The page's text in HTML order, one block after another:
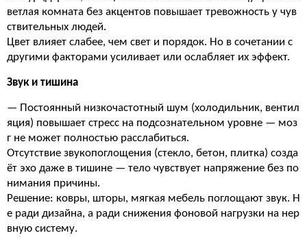
ветлая комната без акцентов повышает тревожность у чув
ствительных людей.
Цвет влияет слабее, чем свет и порядок. Но в сочетании с
другими факторами усиливает или ослабляет их эффект.
Звук и тишина
— Постоянный низкочастотный шум (холодильник, вентил
яция) повышает стресс на подсознательном уровне — моз
г не может полностью расслабиться.
Отсутствие звукопоглощения (стекло, бетон, плитка) созда
ёт эхо даже в тишине — тело чувствует напряжение без по
нимания причины.
Решение: ковры, шторы, мягкая мебель поглощают звук. Н
е ради дизайна, а ради снижения фоновой нагрузки на нер
вную систему.